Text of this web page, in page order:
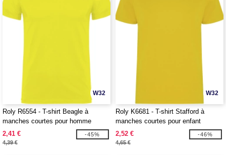
W32
Roly R6554 - T-shirt Beagle à
manches courtes pour homme
2,41 €
4,39 €
-45%
W32
Roly K6681 - T-shirt Stafford à
manches courtes pour enfant
2,52 €
4,65 €
-46%